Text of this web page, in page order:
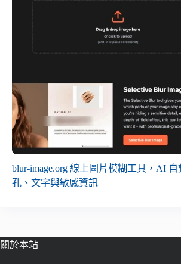
blur-image.org 線上圖片模糊工具，AI
孔、文字與敏感資訊
關於本站